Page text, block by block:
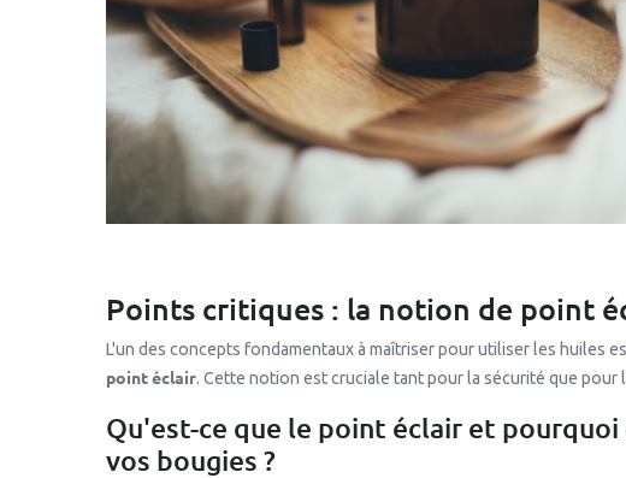
Points critiques : la notion de point
L'un des concepts fondamentaux à maîtriser pour utiliser les huiles
point éclair. Cette notion est cruciale tant pour la sécurité que
Qu'est-ce que le point éclair et
vos bougies ?